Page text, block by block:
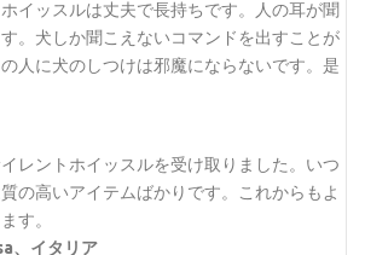
ッスルは丈夫で長持ちです。人の耳が聞
。犬しか聞こえないコマンドを出すことが
人に犬のしつけは邪魔にならないです。是
レントホイッスルを受け取りました。いつ
の高いアイテムばかりです。これからもよ
す。
、イタリア